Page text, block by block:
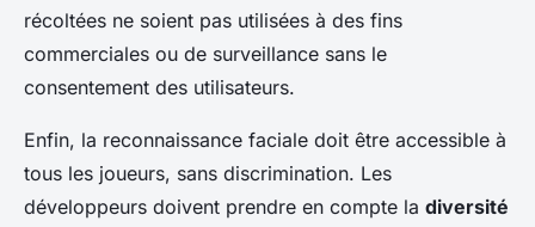
récoltées ne soient pas utilisées à des fins
commerciales ou de surveillance sans le
consentement des utilisateurs.
Enfin, la reconnaissance faciale doit être accessible à
tous les joueurs, sans discrimination. Les
développeurs doivent prendre en compte la diversité